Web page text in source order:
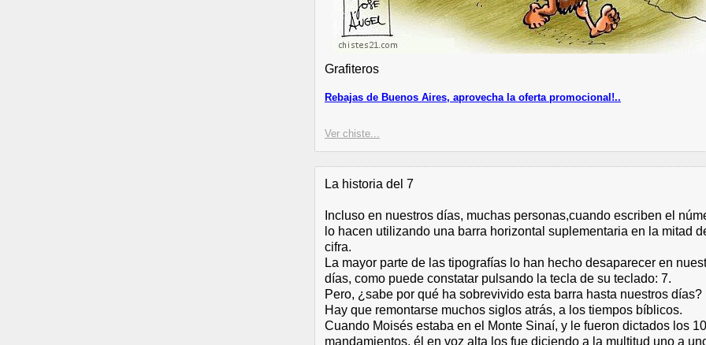
Grafiteros
Rebajas de Buenos Aires, aprovecha la oferta promocional!..
Ver chiste...
La historia del 7
Incluso en nuestros días, muchas personas,cuando escriben el
lo hacen utilizando una barra horizontal suplementaria en la mitad
cifra.
La mayor parte de las tipografías lo han hecho desaparecer en
días, como puede constatar pulsando la tecla de su teclado: 7.
Pero, ¿sabe por qué ha sobrevivido esta barra hasta nuestros días?
Hay que remontarse muchos siglos atrás, a los tiempos bíblicos.
Cuando Moisés estaba en el Monte Sinaí, y le fueron dictados los 10
mandamientos, él en voz alta los fue diciendo a la multitud uno a